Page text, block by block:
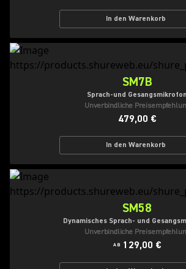
In den Warenkorb
SM7B
Sprach-und Gesangsmikrofon
Unverbindliche
479,00 €
In den Warenkorb
SM58
Dynamisches Sprach- und
Unverbindliche
AB 129,00 €